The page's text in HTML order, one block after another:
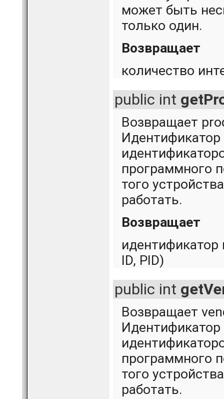
может быть
только один.
Возвращает
количество
public int
Возвращает
Идентификатор
программного
того
работать.
Возвращает
идентификатор
ID, PID)
public int
Возвращает
Идентификатор
программного
того
работать.